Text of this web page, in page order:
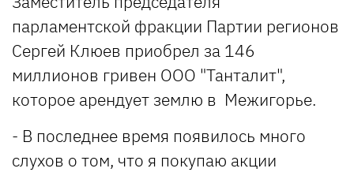
парламентской фракции Партии регионов
Сергей Клюев приобрел за 146
миллионов гривен ООО "Танталит",
которое арендует землю в Межигорье.
- В последнее время появилось много
слухов о том, что я покупаю акции